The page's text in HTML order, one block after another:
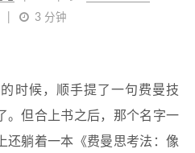
3 分钟
时候，顺手提了一句费曼技
。但合上书之后，那个名字一
还躺着一本《费曼思考法：像